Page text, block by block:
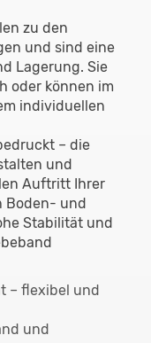
zu den
und sind eine
Lagerung. Sie
oder können im
individuellen
– die
und
Auftritt Ihrer
Boden- und
Stabilität und
– flexibel und
und